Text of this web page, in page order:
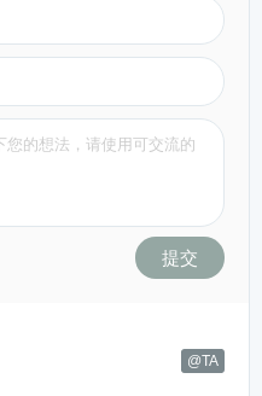
提交
@TA